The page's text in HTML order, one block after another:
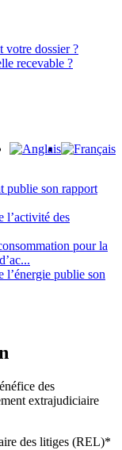
votre dossier ?
recevable ?
publie son rapport
l’activité des
pour la
l’énergie publie son
des
extrajudiciaire
des litiges (REL)*